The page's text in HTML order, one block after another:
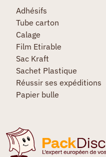
Adhésifs
Tube carton
Calage
Film Etirable
Sac Kraft
Sachet Plastique
Réussir ses expéditions
Papier bulle